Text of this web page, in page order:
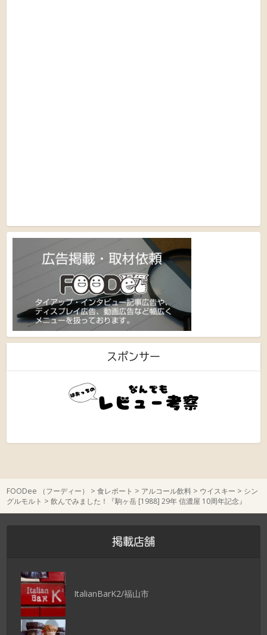
スポンサー
FOODee （フーディー） >食レポート > アルコール飲料 > ウイスキー > シン
グルモルト >飲んでみました！『駒ヶ岳 [1988] 29年 信濃屋 10周年記念』
掲載店舗
ItalianBarK2/福山市